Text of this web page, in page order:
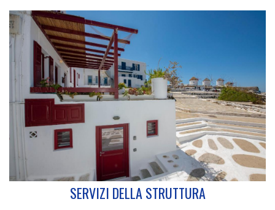
SERVIZI DELLA STRUTTURA